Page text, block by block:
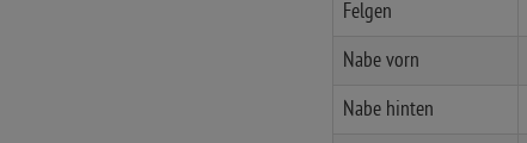
Felgen
Nabe vorn
Nabe hinten